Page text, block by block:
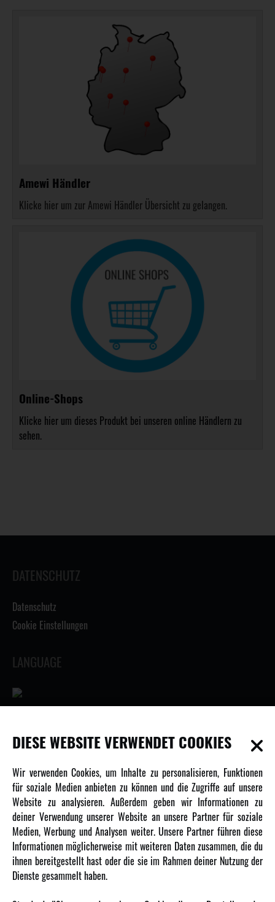
Amewi Händler
Klicke hier um zur Amewi Händler Übersicht zu gelangen.
Online-Shops
Klicke hier um dieses Produkt bei unseren online Händlern zu
sehen.
DATENSCHUTZ
Datenschutz
Cookie Einstellungen
LANGUAGE
INFORMATIONEN
Newsletter
Über uns
Karriere
Amewi Kataloge
MEHR VON AMEWI
DIESE WEBSITE VERWENDET COOKIES
Wir verwenden Cookies, um Inhalte zu personalisieren, Funktionen
für soziale Medien anbieten zu können und die Zugriffe auf unsere
Website zu analysieren. Außerdem geben wir Informationen zu
deiner Verwendung unserer Website an unsere Partner für soziale
Medien, Werbung und Analysen weiter. Unsere Partner führen diese
Informationen möglicherweise mit weiteren Daten zusammen, die du
ihnen bereitgestellt hast oder die sie im Rahmen deiner Nutzung der
Dienste gesammelt haben.